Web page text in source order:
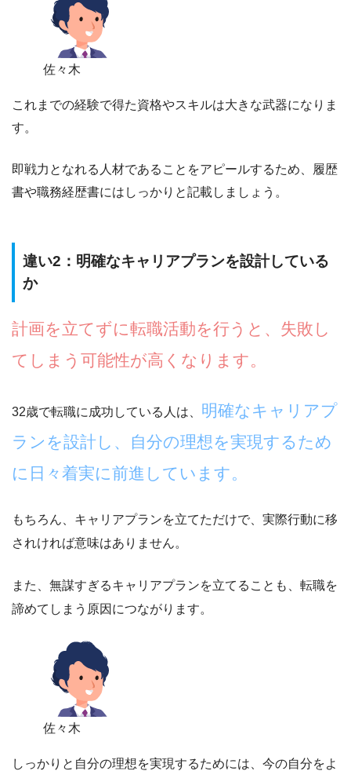
佐々木
これまでの経験で得た資格やスキルは大きな武器になりま
す。
即戦力となれる人材であることをアピールするため、履歴
書や職務経歴書にはしっかりと記載しましょう。
違い2：明確なキャリアプランを設計している
か
計画を立てずに転職活動を行うと、失敗し
てしまう可能性が高くなります。
32歳で転職に成功している人は、 明確なキャリアプ
ランを設計し、自分の理想を実現するため
に日々着実に前進しています。
もちろん、キャリアプランを立てただけで、実際行動に移
されければ意味はありません。
また、無謀すぎるキャリアプランを立てることも、転職を
諦めてしまう原因につながります。
佐々木
しっかりと自分の理想を実現するためには、 今の自分をよ